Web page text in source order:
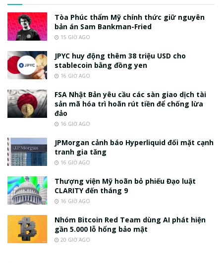
Tòa Phúc thẩm Mỹ chính thức giữ nguyên
bản án Sam Bankman-Fried
15 GIỜ AGO
JPYC huy động thêm 38 triệu USD cho
stablecoin bằng đồng yen
16 GIỜ AGO
FSA Nhật Bản yêu cầu các sàn giao dịch tài
sản mã hóa trì hoãn rút tiền để chống lừa
đảo
16 GIỜ AGO
JPMorgan cảnh báo Hyperliquid đối mặt cạnh
tranh gia tăng
16 GIỜ AGO
Thượng viện Mỹ hoãn bỏ phiếu Đạo luật
CLARITY đến tháng 9
16 GIỜ AGO
Nhóm Bitcoin Red Team dùng AI phát hiện
gần 5.000 lỗ hổng bảo mật
20 GIỜ AGO